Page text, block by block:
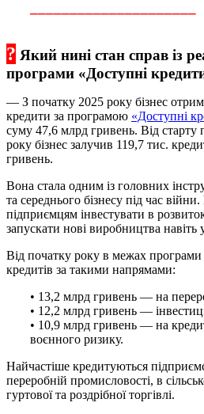
? Який нині стан справ із
програми «Доступні
— З початку 2025 року бізнес
кредити за програмою «Доступні
суму 47,6 млрд гривень. Від
року бізнес залучив 119,7 тис.
гривень.
Вона стала одним із головних
та середнього бізнесу під час
підприємцям інвестувати в
запускати нові виробництва
Від початку року в межах програми
кредитів за такими напрямами:
• 13,2 млрд гривень — на
• 12,2 млрд гривень —
• 10,9 млрд гривень — на
воєнного ризику.
Найчастіше кредитуються
переробній промисловості, в
гуртової та роздрібної торгівлі.